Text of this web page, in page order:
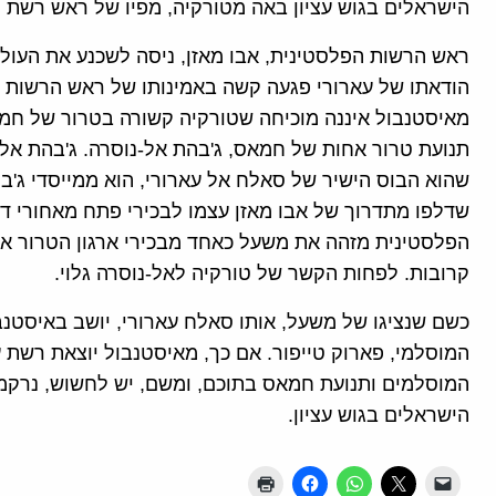
הישראלים בגוש עציון באה מטורקיה, מפיו של ראש
ראש הרשות הפלסטינית, אבו מאזן, ניסה לשכנע את
הודאתו של עארורי פגעה קשה באמינותו של ראש
מאיסטנבול איננה מוכיחה שטורקיה קשורה בטרור של
תנועת טרור אחות של חמאס, ג'בהת אל-נוסרה. ג'בהת
שהוא הבוס הישיר של סאלח אל עארורי, הוא ממייסדי
שדלפו מתדרוך של אבו מאזן עצמו לבכירי פתח מאחורי
הפלסטינית מזהה את משעל כאחד מבכירי ארגון הטרור
קרובות. לפחות הקשר של טורקיה לאל-נוסרה גלוי.
כשם שנציגו של משעל, אותו סאלח עארורי, יושב
המוסלמי, פארוק טייפור. אם כך, מאיסטנבול יוצאת
המוסלמים ותנועת חמאס בתוכם, ומשם, יש לחשוש,
הישראלים בגוש עציון.